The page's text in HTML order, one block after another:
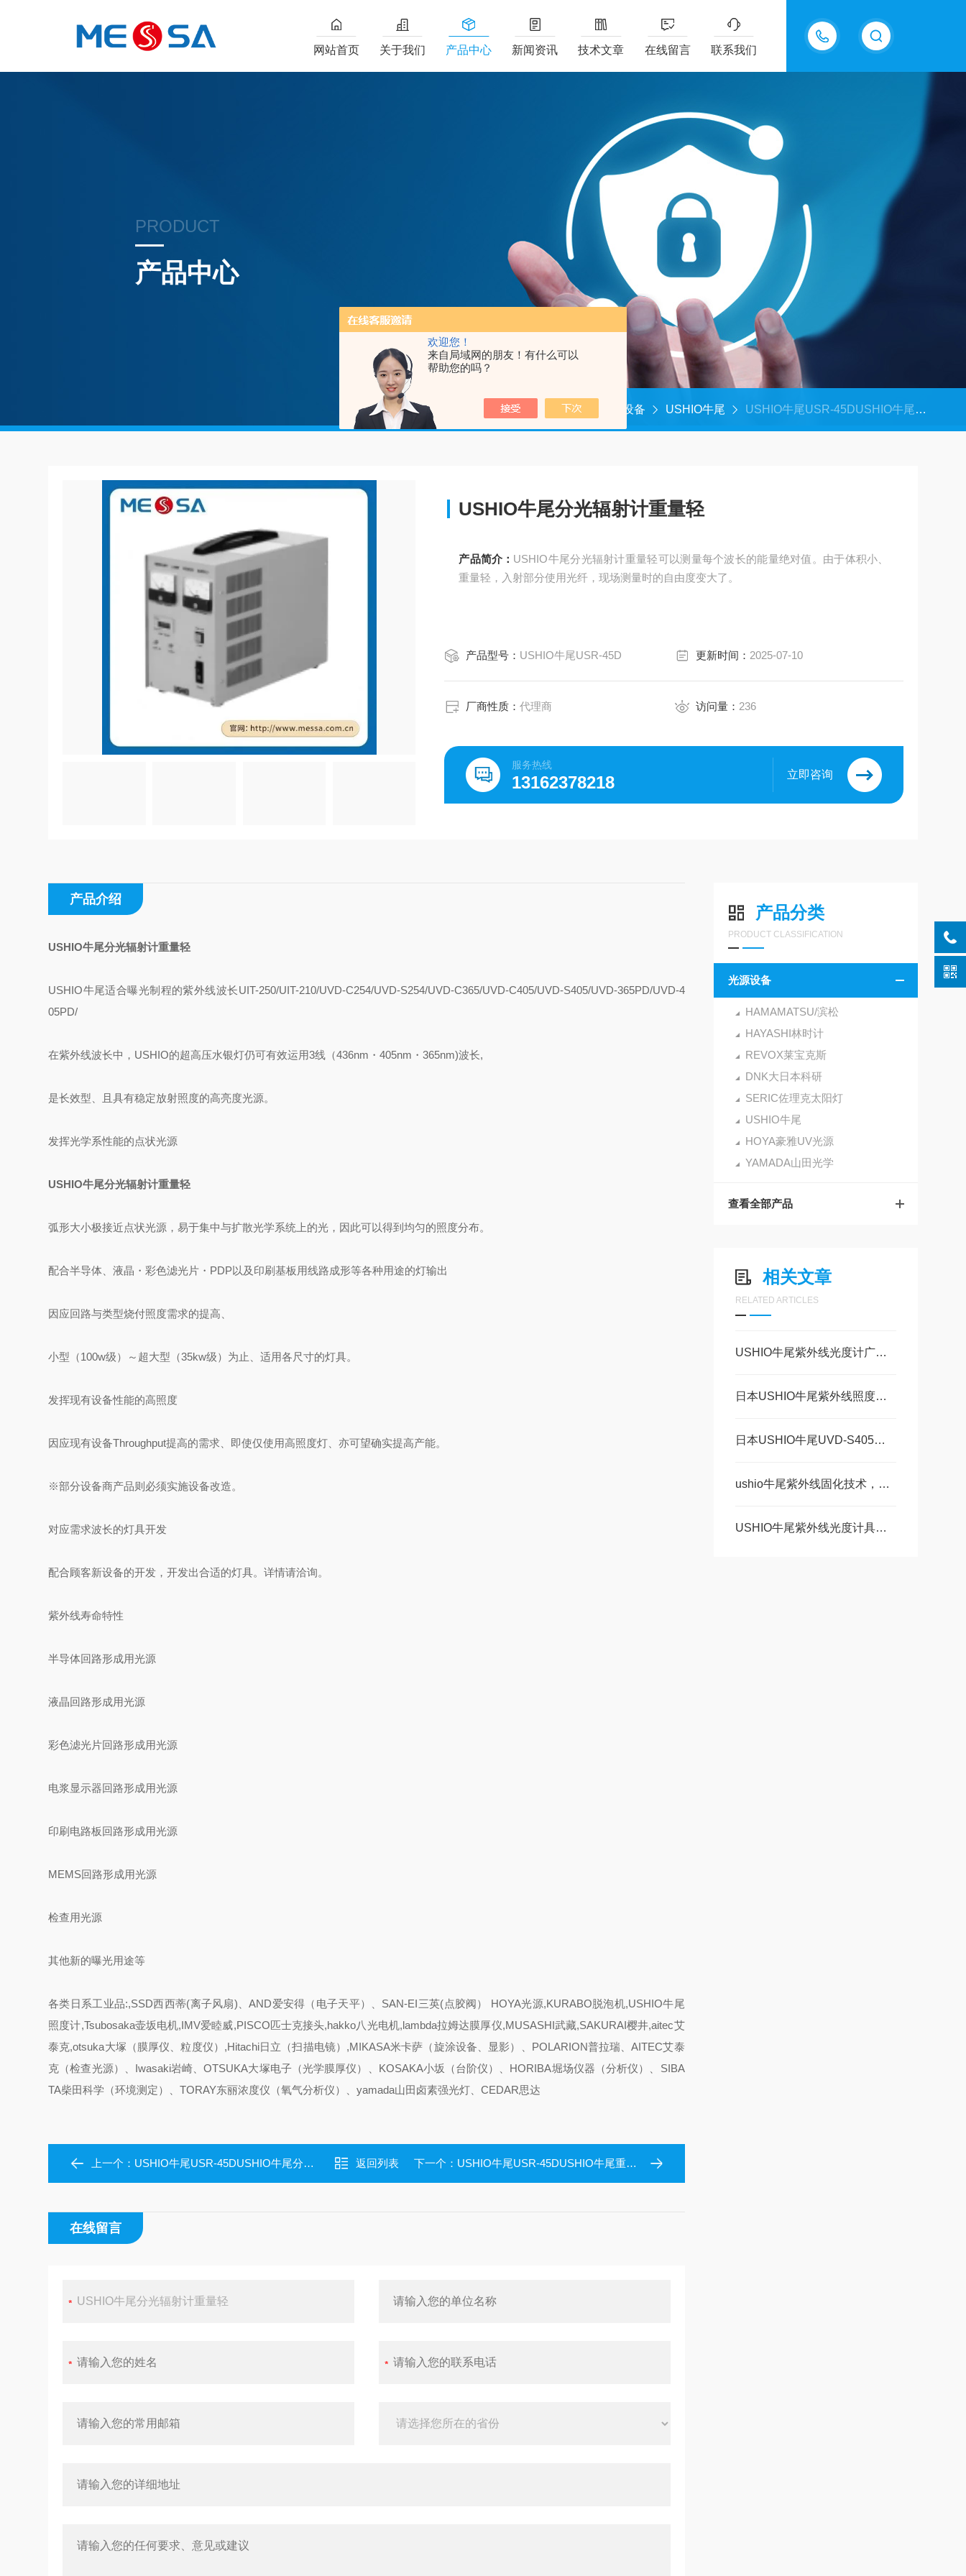
欢迎您！
来自局域网的朋友！有什么可以
帮助您的吗？
13915577898
网站首页 关于我们 产品中心 新闻资讯 技术文章 在线留言 联系我们
PRODUCT
产品中心
首页 产品中心 光源设备 USHIO牛尾 USHIO牛尾USR-45DUSHIO牛尾分光辐射计重量轻
USHIO牛尾分光辐射计重量轻
产品简介： USHIO牛尾分光辐射计重量轻可以测量每个波长的能量绝对值。由于体积小、
重量轻，入射部分使用光纤，现场测量时的自由度变大了。
产品型号： USHIO牛尾USR-45D 更新时间： 2025-07-10
厂商性质：代理商 访问量： 236
服务热线
13162378218 立即咨询
产品分类
PRODUCT CLASSIFICATION
光源设备
HAMAMATSU/滨松
HAYASHI林时计
REVOX莱宝克斯
DNK大日本科研
SERIC佐理克太阳灯
USHIO牛尾
HOYA豪雅UV光源
YAMADA山田光学
查看全部产品
相关文章
RELATED ARTICLES
USHIO牛尾紫外线光度计广泛适配于工业与科研场景中
日本USHIO牛尾紫外线照度计探头UVD-S365 美萨现货50库存 速来~
日本USHIO牛尾UVD-S405受光传感器 美萨现货20台
ushio牛尾紫外线固化技术，美萨来讲解~
USHIO牛尾紫外线光度计具备温度补偿功能
产品介绍
USHIO牛尾分光辐射计重量轻
USHIO牛尾适合曝光制程的紫外线波长UIT-250/UIT-210/UVD-C254/UVD-S254/UVD-C365/UVD-C405/UVD-S405/UVD-365PD/UVD-4
05PD/
在紫外线波长中，USHIO的超高压水银灯仍可有效运用3线（436nm・405nm・365nm)波长,
是长效型、且具有稳定放射照度的高亮度光源。
发挥光学系性能的点状光源
USHIO牛尾分光辐射计重量轻
弧形大小极接近点状光源，易于集中与扩散光学系统上的光，因此可以得到均匀的照度分布。
配合半导体、液晶・彩色滤光片・PDP以及印刷基板用线路成形等各种用途的灯输出
因应回路与类型烧付照度需求的提高、
小型（100w级）～超大型（35kw级）为止、适用各尺寸的灯具。
发挥现有设备性能的高照度
因应现有设备Throughput提高的需求、即使仅使用高照度灯、亦可望确实提高产能。
※部分设备商产品则必须实施设备改造。
对应需求波长的灯具开发
配合顾客新设备的开发，开发出合适的灯具。详情请洽询。
紫外线寿命特性
半导体回路形成用光源
液晶回路形成用光源
彩色滤光片回路形成用光源
电浆显示器回路形成用光源
印刷电路板回路形成用光源
MEMS回路形成用光源
检查用光源
其他新的曝光用途等
各类日系工业品:,SSD西西蒂(离子风扇)、AND爱安得（电子天平）、SAN-EI三英(点胶阀） HOYA光源,KURABO脱泡机,USHIO牛尾
照度计,Tsubosaka壶坂电机,IMV爱睦威,PISCO匹士克接头,hakko八光电机,lambda拉姆达膜厚仪,MUSASHI武藏,SAKURAI樱井,aitec艾
泰克,otsuka大塚（膜厚仪、粒度仪）,Hitachi日立（扫描电镜）,MIKASA米卡萨（旋涂设备、显影）、POLARION普拉瑞、AITEC艾泰
克（检查光源）、Iwasaki岩崎、OTSUKA大塚电子（光学膜厚仪）、KOSAKA小坂（台阶仪）、HORIBA堀场仪器（分析仪）、SIBA
TA柴田科学（环境测定）、TORAY东丽浓度仪（氧气分析仪）、yamada山田卤素强光灯、CEDAR思达
上一个： USHIO牛尾USR-45DUSHIO牛尾分光辐射计体积小 返回列表 下一个： USHIO牛尾USR-45DUSHIO牛尾重量轻分光辐射计
在线留言